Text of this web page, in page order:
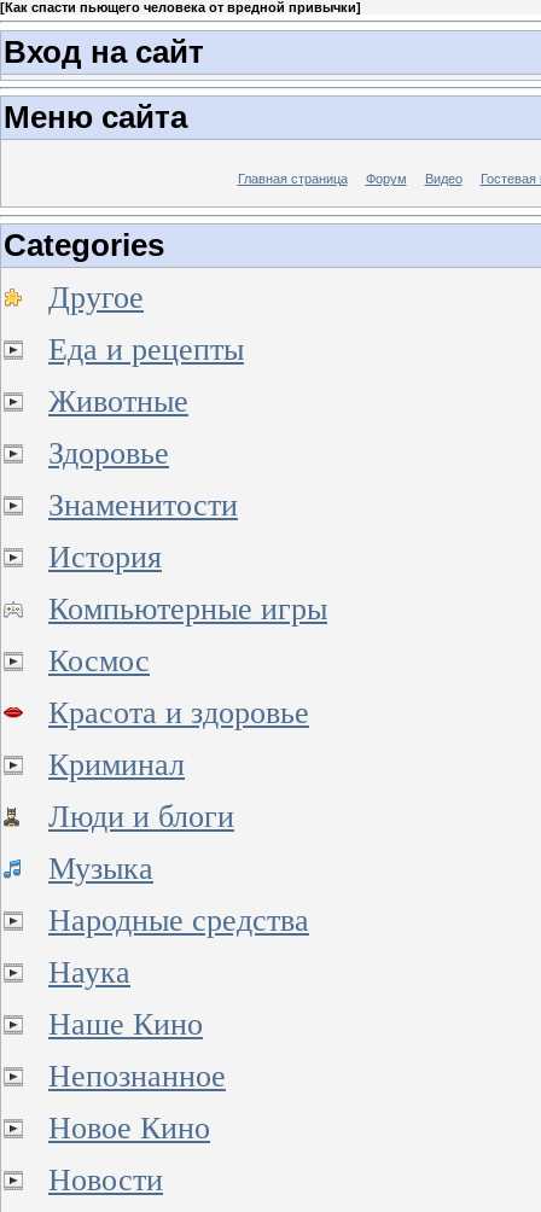
[Как спасти пьющего человека от вредной привычки]
Вход на сайт
Меню сайта
Главная страница Форум Видео Гостевая
Categories
Другое
Еда и рецепты
Животные
Здоровье
Знаменитости
История
Компьютерные игры
Космос
Красота и здоровье
Криминал
Люди и блоги
Музыка
Народные средства
Наука
Наше Кино
Непознанное
Новое Кино
Новости